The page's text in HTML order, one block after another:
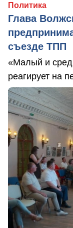
Политика
Глава
съезде ТПП
«Малый и
реагирует на